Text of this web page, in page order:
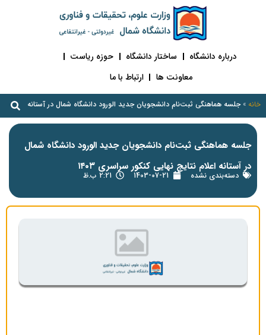
درباره دانشگاه ساختار دانشگاه
حوزه ریاست
معاونت ها
ارتباط با ما
خانه »جلسه هماهنگی ثبت‌نام دانشجویان جدید الورود دانشگاه شمال در آستانه اعلام نتایج
جلسه هماهنگی ثبت‌نام دانشجویان جدید الورود دانشگاه شمال
در آستانه اعلام نتایج نهایی کنکور سراسری ۱۴۰۳
دسته‌بندی نشده 1403-07-21 2:21 ب.ظ